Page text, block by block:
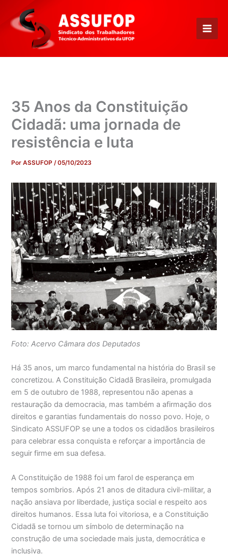
para
conteúdo
35 Anos da Constituição
Cidadã: uma jornada de
resistência e luta
PorASSUFOP/05/10/2023
Foto: Acervo Câmara dos Deputados
Há 35 anos, um marco fundamental na história do Brasil se
concretizou. A Constituição Cidadã Brasileira, promulgada
em 5 de outubro de 1988, representou não apenas a
restauração da democracia, mas também a afirmação dos
direitos e garantias fundamentais do nosso povo. Hoje, o
Sindicato ASSUFOP se une a todos os cidadãos brasileiros
para celebrar essa conquista e reforçar a importância de
seguir firme em sua defesa.
A Constituição de 1988 foi um farol de esperança em
tempos sombrios. Após 21 anos de ditadura civil-militar, a
nação ansiava por liberdade, justiça social e respeito aos
direitos humanos. Essa luta foi vitoriosa, e a Constituição
Cidadã se tornou um símbolo de determinação na
construção de uma sociedade mais justa, democrática e
inclusiva.